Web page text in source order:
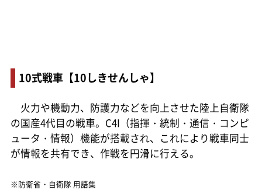
10式戦車【10しきせんしゃ】
火力や機動力、防護力などを向上させた陸上自衛隊
の国産4代目の戦車。C4I（指揮・統制・通信・コンピ
ュータ・情報）機能が搭載され、これにより戦車同士
が情報を共有でき、作戦を円滑に行える。
※防衛省・自衛隊 用語集